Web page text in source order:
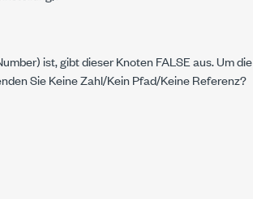
ist, gibt dieser Knoten FALSE aus. Um die
SieKeine Zahl/Kein Pfad/Keine Referenz?